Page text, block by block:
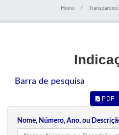
Home
Barra de pesquisa
PDF
Nome, Número, Ano, ou